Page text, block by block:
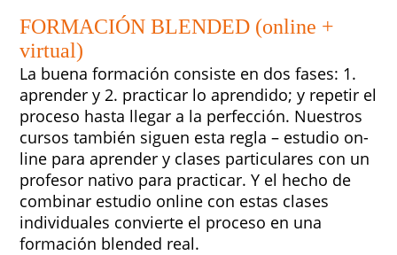
FORMACIÓN BLENDED (online +
virtual)
La buena formación consiste en dos fases: 1.
aprender y 2. practicar lo aprendido; y repetir el
proceso hasta llegar a la perfección. Nuestros
cursos también siguen esta regla – estudio on-
line para aprender y clases particulares con un
profesor nativo para practicar. Y el hecho de
combinar estudio online con estas clases
individuales convierte el proceso en una
formación blended real.